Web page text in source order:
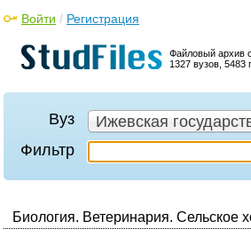
Файловый архив
1327 вузов, 5483
Войти / Регистрация
Вуз
Ижевская
Фильтр
Биология. Ветеринария. Сельское